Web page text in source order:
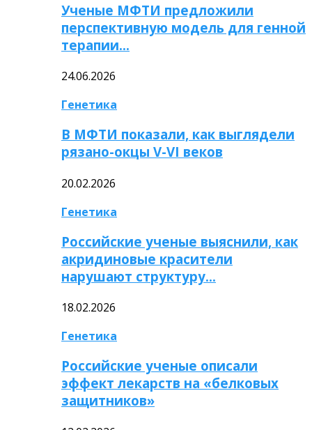
Ученые МФТИ предложили
перспективную модель для генной
терапии…
24.06.2026
Генетика
В МФТИ показали, как выглядели
рязано-окцы V-VI веков
20.02.2026
Генетика
Российские ученые выяснили, как
акридиновые красители
нарушают структуру…
18.02.2026
Генетика
Российские ученые описали
эффект лекарств на «белковых
защитников»